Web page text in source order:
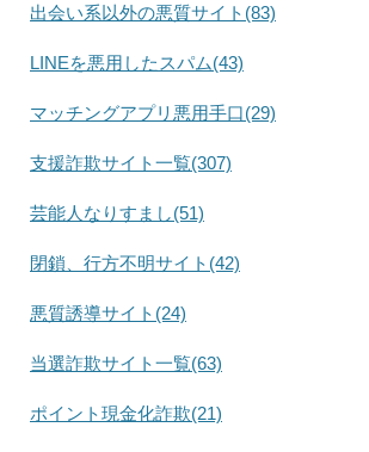
出会い系以外の悪質サイト(83)
LINEを悪用したスパム(43)
マッチングアプリ悪用手口(29)
支援詐欺サイト一覧(307)
芸能人なりすまし(51)
閉鎖、行方不明サイト(42)
悪質誘導サイト(24)
当選詐欺サイト一覧(63)
ポイント現金化詐欺(21)